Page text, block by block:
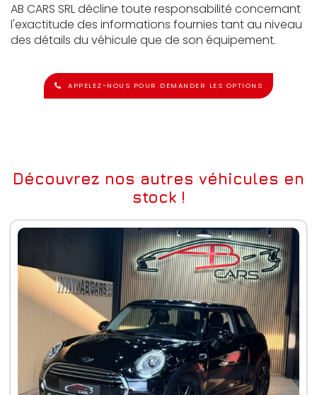
AB CARS SRL décline toute responsabilité concernant
l'exactitude des informations fournies tant au niveau
des détails du véhicule que de son équipement.
APPELEZ-NOUS POUR DEMANDER LES OPTIONS
Découvrez nos autres véhicules en
stock !